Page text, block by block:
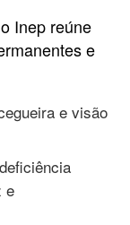
Inep reúne
e
e visão
deficiência
e